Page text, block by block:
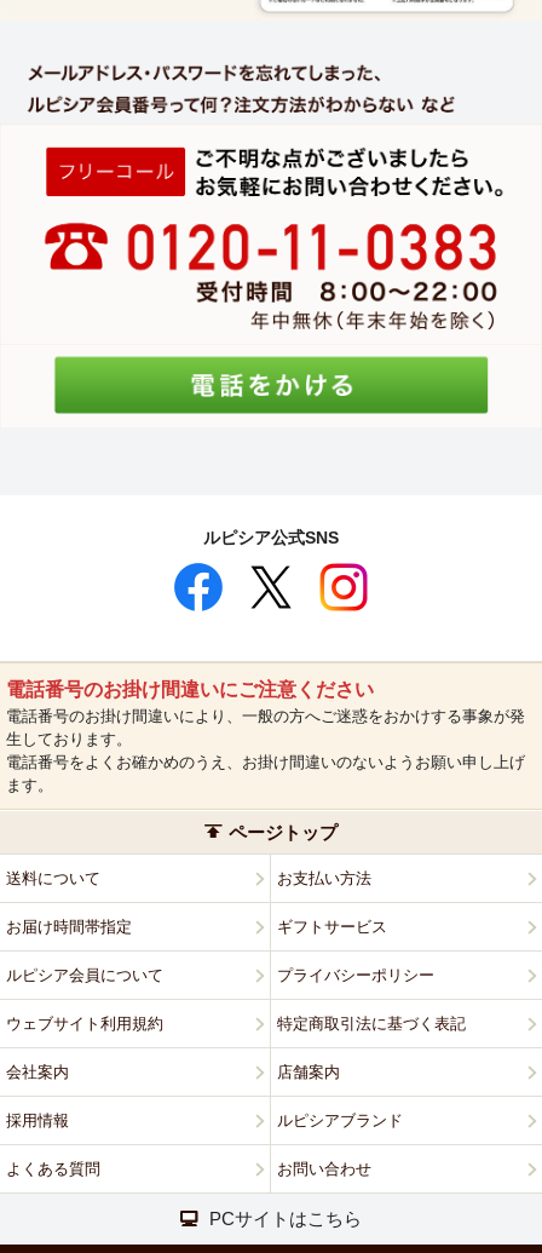
ルピシア公式SNS
電話番号のお掛け間違いにご注意ください
電話番号のお掛け間違いにより、一般の方へご迷惑をおかけする事象が発
生しております。
電話番号をよくお確かめのうえ、お掛け間違いのないようお願い申し上げ
ます。
ページトップ
送料について お支払い方法
お届け時間帯指定 ギフトサービス
ルピシア会員について プライバシーポリシー
ウェブサイト利用規約 特定商取引法に基づく表記
会社案内 店舗案内
採用情報 ルピシアブランド
よくある質問 お問い合わせ
PCサイトはこちら